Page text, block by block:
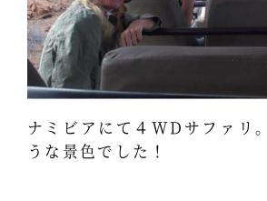
ナミビアにて４WDサファリ
うな景色でした！